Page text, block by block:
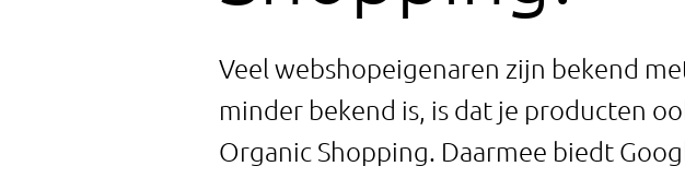
Veel webshopeigenaren zijn bekend
minder bekend is, is dat je producten
Organic Shopping. Daarmee biedt